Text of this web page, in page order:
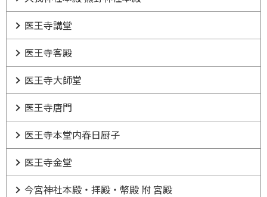
医王寺講堂
医王寺客殿
医王寺大師堂
医王寺唐門
医王寺本堂内春日厨子
医王寺金堂
今宮神社本殿・拝殿・幣殿 附 宮殿